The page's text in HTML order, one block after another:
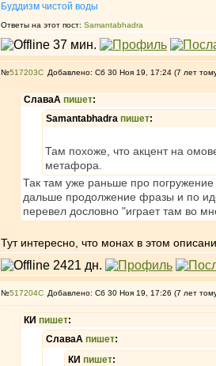
Буддизм чистой воды
Ответы на этот пост: Samantabhadra
№517203 Добавлено: Сб 30 Ноя 19, 17:24 (7 лет
СлаваА пишет:
Samantabhadra пишет:
Там похоже, что акцент на
метафора.
Так там уже раньше про
дальше продолжение фразы и по
перевел дословно "играет там во
Тут интересно, что монах в этом
№517204 Добавлено: Сб 30 Ноя 19, 17:26 (7 лет
КИ пишет:
СлаваА пишет:
КИ пишет: